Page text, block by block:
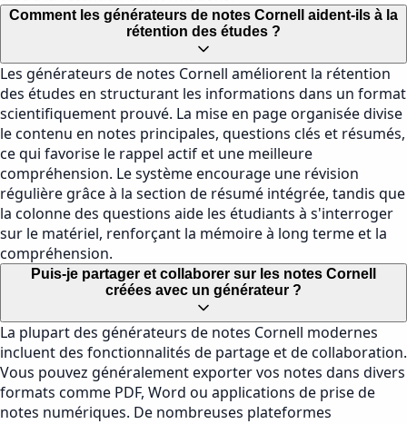
Comment les générateurs de notes Cornell aident-ils à la
rétention des études ?
Les générateurs de notes Cornell améliorent la rétention
des études en structurant les informations dans un format
scientifiquement prouvé. La mise en page organisée divise
le contenu en notes principales, questions clés et résumés,
ce qui favorise le rappel actif et une meilleure
compréhension. Le système encourage une révision
régulière grâce à la section de résumé intégrée, tandis que
la colonne des questions aide les étudiants à s'interroger
sur le matériel, renforçant la mémoire à long terme et la
compréhension.
Puis-je partager et collaborer sur les notes Cornell
créées avec un générateur ?
La plupart des générateurs de notes Cornell modernes
incluent des fonctionnalités de partage et de collaboration.
Vous pouvez généralement exporter vos notes dans divers
formats comme PDF, Word ou applications de prise de
notes numériques. De nombreuses plateformes